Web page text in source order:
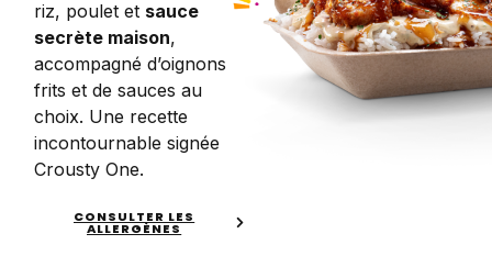
riz, poulet et sauce
secrète maison,
accompagné d’oignons
frits et de sauces au
choix. Une recette
incontournable signée
Crousty One.
CONSULTER LES
ALLERGÈNES